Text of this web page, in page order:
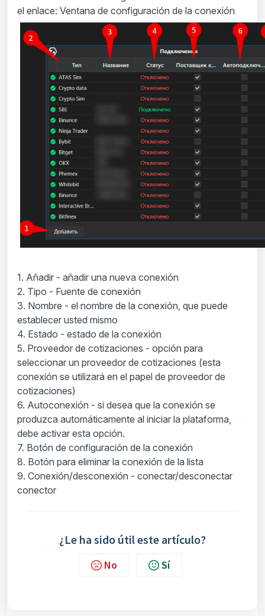
el enlace: Ventana de configuración de la conexión
1. Añadir - añadir una nueva conexión
2. Tipo - Fuente de conexión
3. Nombre - el nombre de la conexión, que puede
establecer usted mismo
4. Estado - estado de la conexión
5. Proveedor de cotizaciones - opción para
seleccionar un proveedor de cotizaciones (esta
conexión se utilizará en el papel de proveedor de
cotizaciones)
6. Autoconexión - si desea que la conexión se
produzca automáticamente al iniciar la plataforma,
debe activar esta opción.
7. Botón de configuración de la conexión
8. Botón para eliminar la conexión de la lista
9. Conexión/desconexión - conectar/desconectar
conector
¿Le ha sido útil este artículo?
No Sí